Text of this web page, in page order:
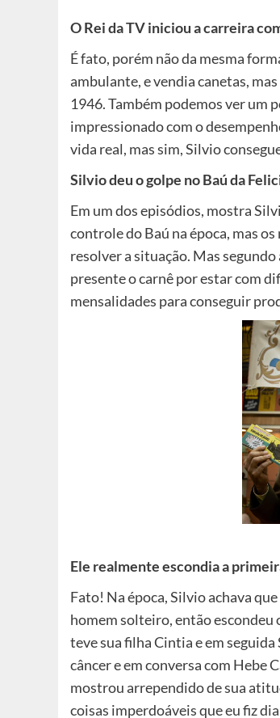
O Rei da TV iniciou a carreira
É fato, porém não da mesma
ambulante, e vendia canetas,
1946. Também podemos ver um
impressionado com o
vida real, mas sim, Silvio
Silvio deu o golpe no Baú da
Em um dos episódios, mostra
controle do Baú na época, mas
resolver a situação. Mas
presente o carnê por estar com
mensalidades para conseguir
Ele realmente escondia a
Fato! Na época, Silvio achava
homem solteiro, então escondeu
teve sua filha Cintia e em
câncer e em conversa com Hebe
mostrou arrependido de sua
coisas imperdoáveis que eu fiz